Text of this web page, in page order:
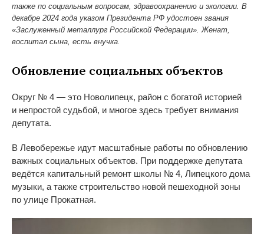
также по социальным вопросам, здравоохранению и экологии. В
декабре 2024 года указом Президента РФ удостоен звания
«Заслуженный металлург Российской Федерации». Женат,
воспитал сына, есть внучка.
Обновление социальных объектов
Округ № 4 — это Новолипецк, район с богатой историей
и непростой судьбой, и многое здесь требует внимания
депутата.
В Левобережье идут масштабные работы по обновлению
важных социальных объектов. При поддержке депутата
ведётся капитальный ремонт школы № 4, Липецкого дома
музыки, а также строительство новой пешеходной зоны
по улице Прокатная.